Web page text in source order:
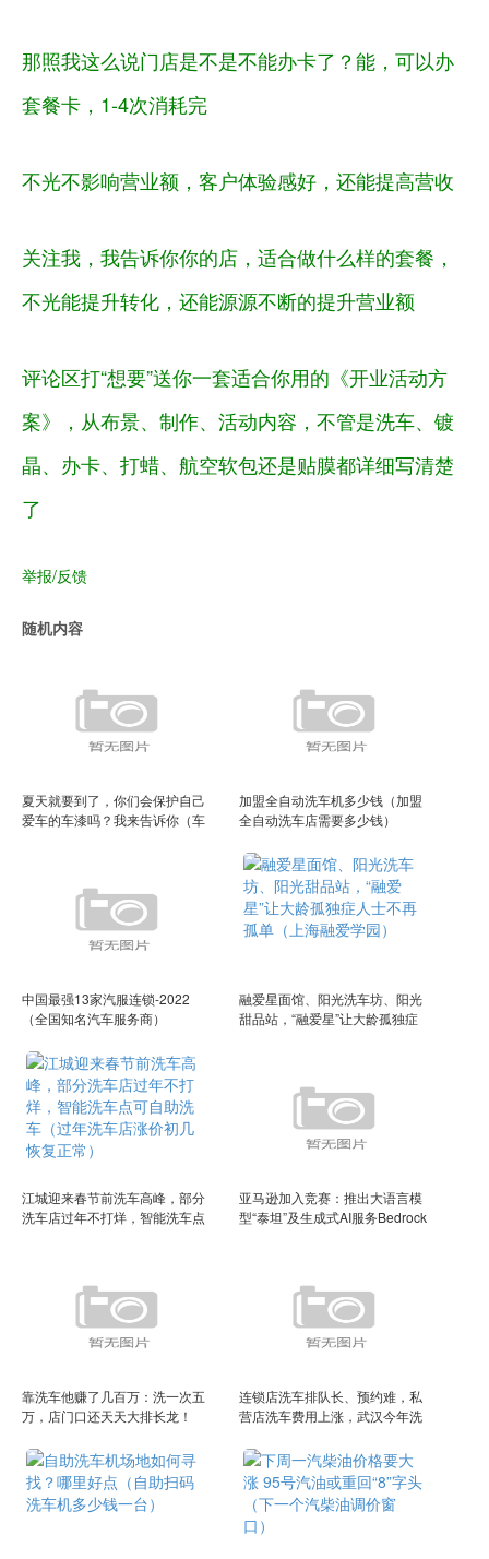
那照我这么说门店是不是不能办卡了？能，可以办
套餐卡， 1-4次消耗完
不光不影响营业额，客户体验感好，还能提高营收
关注我，我告诉你你的店，适合做什么样的套餐，
不光能提升转化，还能源源不断的提升营业额
评论区打“想要”送你一套适合你用的《开业活动方
案》，从布景、制作、活动内容，不管是洗车、镀
晶、办卡、打蜡、航空软包还是贴膜都详细写清楚
了
举报/反馈
随机内容
夏天就要到了，你们会保护自己
爱车的车漆吗？我来告诉你（车
加盟全自动洗车机多少钱（加盟
全自动洗车店需要多少钱）
中国最强13家汽服连锁-2022
（全国知名汽车服务商）
融爱星面馆、阳光洗车坊、阳光
甜品站，“融爱星”让大龄孤独症
江城迎来春节前洗车高峰，部分
洗车店过年不打烊，智能洗车点
亚马逊加入竞赛：推出大语言模
型“泰坦”及生成式AI服务Bedrock
靠洗车他赚了几百万：洗一次五
万，店门口还天天大排长龙！
连锁店洗车排队长、预约难，私
营店洗车费用上涨，武汉今年洗